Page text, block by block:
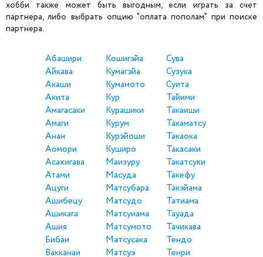
хобби также может быть выгодным, если играть за счет
партнера, либо выбрать опцию "оплата пополам" при поиске
партнера.
Абашири
Айкава
Акаши
Акита
Амагасаки
Амаги
Анан
Аомори
Асахигава
Атами
Ацуги
Ашибецу
Ашикага
Ашия
Бибаи
Вакканаи
Кошигэйа
Кумагэйа
Кумамото
Кур
Курашики
Курум
Курэйоши
Куширо
Маизуру
Масуда
Матсубара
Матсудо
Матсуиама
Матсумото
Матсусака
Матсуэ
Сува
Сузука
Суита
Тайими
Такаиши
Такаматсу
Такаока
Такасаки
Такатсуки
Такефу
Такэйама
Татиама
Тауада
Тачикава
Тендо
Тенри